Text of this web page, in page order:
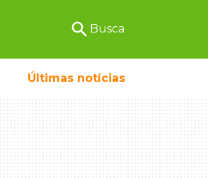
search Busca
Últimas notícias